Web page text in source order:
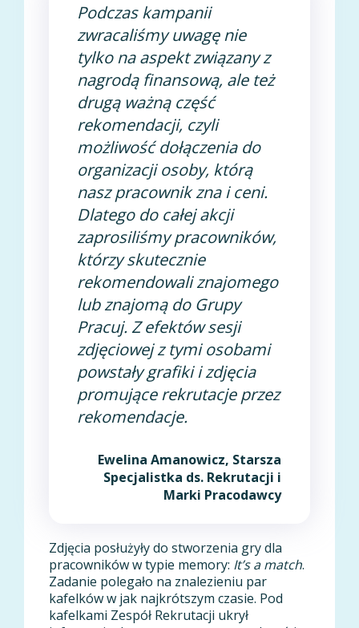
Podczas kampanii
zwracaliśmy uwagę nie
tylko na aspekt związany z
nagrodą finansową, ale też
drugą ważną część
rekomendacji, czyli
możliwość dołączenia do
organizacji osoby, którą
nasz pracownik zna i ceni.
Dlatego do całej akcji
zaprosiliśmy pracowników,
którzy skutecznie
rekomendowali znajomego
lub znajomą do Grupy
Pracuj. Z efektów sesji
zdjęciowej z tymi osobami
powstały grafiki i zdjęcia
promujące rekrutacje przez
rekomendacje.
Ewelina Amanowicz, Starsza
Specjalistka ds. Rekrutacji i
Marki Pracodawcy
Zdjęcia posłużyły do stworzenia gry dla
pracowników w typie memory: It’s a match.
Zadanie polegało na znalezieniu par
kafelków w jak najkrótszym czasie. Pod
kafelkami Zespół Rekrutacji ukrył